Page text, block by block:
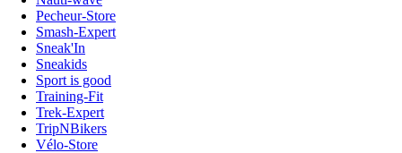
Pecheur-Store
Smash-Expert
Sneak'In
Sneakids
Sport is good
Training-Fit
Trek-Expert
TripNBikers
Vélo-Store